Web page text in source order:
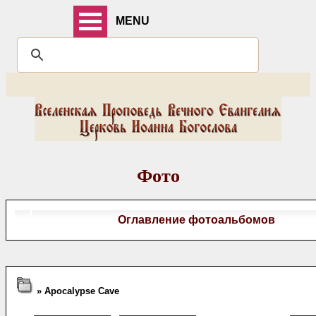
MENU
Фото
Оглавление фотоальбомов
» Apocalypse Cave